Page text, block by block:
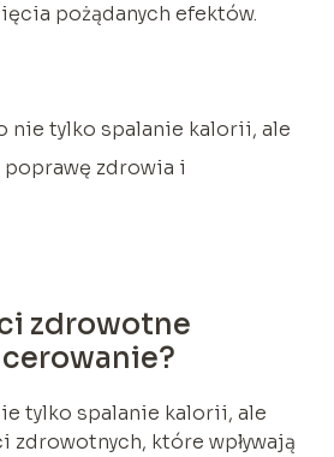
pożądanych efektów.
nie tylko spalanie kalorii, ale
zdrowia i
zdrowotne
tylko spalanie kalorii, ale
zdrowotnych, które wpływają